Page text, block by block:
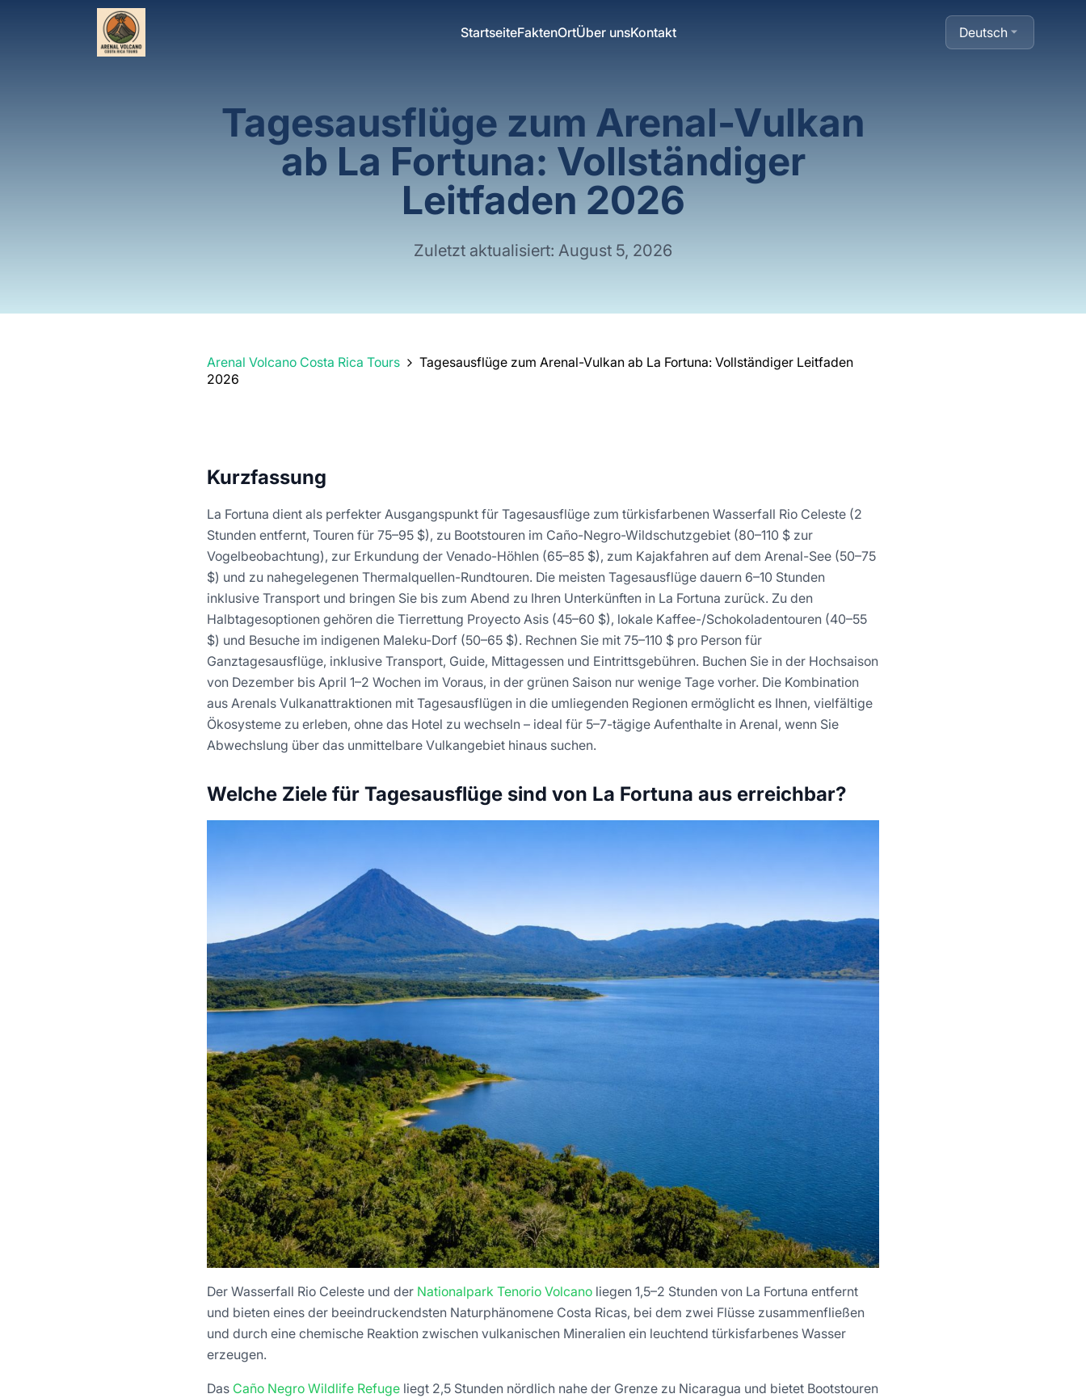
StartseiteFaktenOrtÜber unsKontakt Deutsch
Tagesausflüge zum Arenal-Vulkan
ab La Fortuna: Vollständiger
Leitfaden 2026
Zuletzt aktualisiert: August 5, 2026
Arenal Volcano Costa Rica Tours
Tagesausflüge zum Arenal-Vulkan ab La Fortuna: Vollständiger Leitfaden
2026
Kurzfassung
La Fortuna dient als perfekter Ausgangspunkt für Tagesausflüge zum türkisfarbenen Wasserfall Rio Celeste (2
Stunden entfernt, Touren für 75–95 $), zu Bootstouren im Caño-Negro-Wildschutzgebiet (80–110 $ zur
Vogelbeobachtung), zur Erkundung der Venado-Höhlen (65–85 $), zum Kajakfahren auf dem Arenal-See (50–75
$) und zu nahegelegenen Thermalquellen-Rundtouren. Die meisten Tagesausflüge dauern 6–10 Stunden
inklusive Transport und bringen Sie bis zum Abend zu Ihren Unterkünften in La Fortuna zurück. Zu den
Halbtagesoptionen gehören die Tierrettung Proyecto Asis (45–60 $), lokale Kaffee-/Schokoladentouren (40–55
$) und Besuche im indigenen Maleku-Dorf (50–65 $). Rechnen Sie mit 75–110 $ pro Person für
Ganztagesausflüge, inklusive Transport, Guide, Mittagessen und Eintrittsgebühren. Buchen Sie in der Hochsaison
von Dezember bis April 1–2 Wochen im Voraus, in der grünen Saison nur wenige Tage vorher. Die Kombination
aus Arenals Vulkanattraktionen mit Tagesausflügen in die umliegenden Regionen ermöglicht es Ihnen, vielfältige
Ökosysteme zu erleben, ohne das Hotel zu wechseln – ideal für 5–7-tägige Aufenthalte in Arenal, wenn Sie
Abwechslung über das unmittelbare Vulkangebiet hinaus suchen.
Welche Ziele für Tagesausflüge sind von La Fortuna aus erreichbar?
Der Wasserfall Rio Celeste und der Nationalpark Tenorio Volcano liegen 1,5–2 Stunden von La Fortuna entfernt
und bieten eines der beeindruckendsten Naturphänomene Costa Ricas, bei dem zwei Flüsse zusammenfließen
und durch eine chemische Reaktion zwischen vulkanischen Mineralien ein leuchtend türkisfarbenes Wasser
erzeugen.
Das Caño Negro Wildlife Refuge liegt 2,5 Stunden nördlich nahe der Grenze zu Nicaragua und bietet Bootstouren